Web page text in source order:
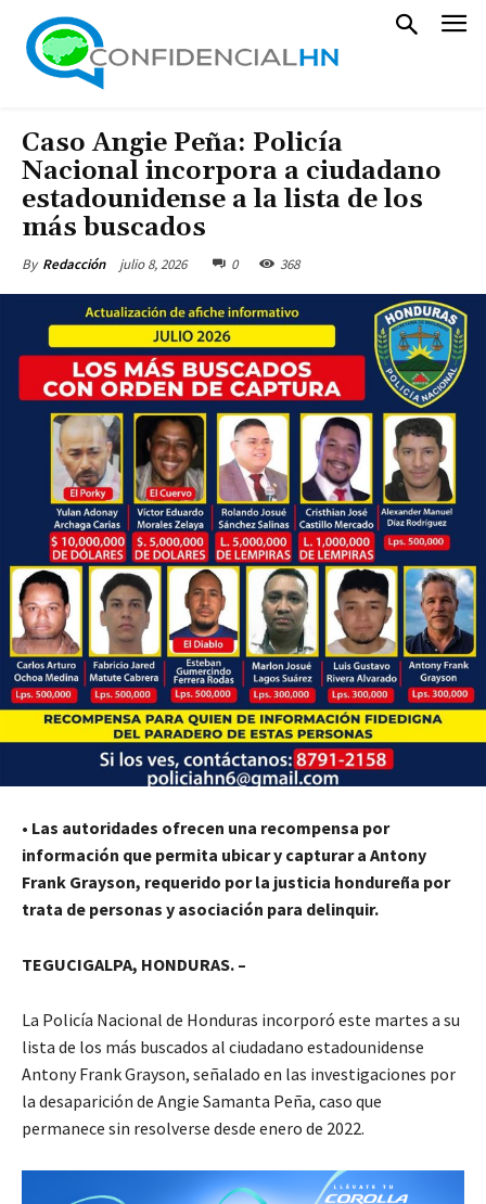
Caso Angie Peña: Policía
Nacional incorpora a ciudadano
estadounidense a la lista de los
más buscados
By Redacción julio 8, 2026 0 368
• Las autoridades ofrecen una recompensa por
información que permita ubicar y capturar a Antony
Frank Grayson, requerido por la justicia hondureña por
trata de personas y asociación para delinquir.
TEGUCIGALPA, HONDURAS. –
La Policía Nacional de Honduras incorporó este martes a su
lista de los más buscados al ciudadano estadounidense
Antony Frank Grayson, señalado en las investigaciones por
la desaparición de Angie Samanta Peña, caso que
permanece sin resolverse desde enero de 2022.